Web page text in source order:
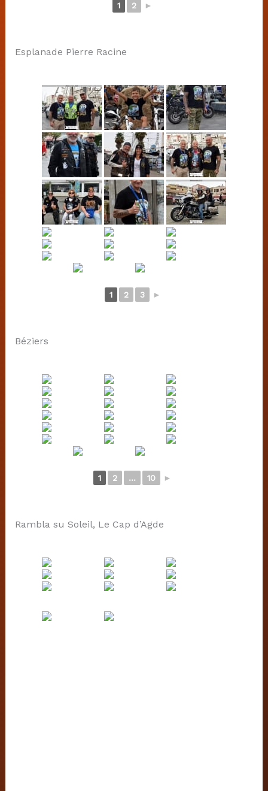
1 2 ►
Esplanade Pierre Racine
1 2 3 ►
Béziers
1 2 ... 10 ►
Rambla su Soleil, Le Cap d’Agde